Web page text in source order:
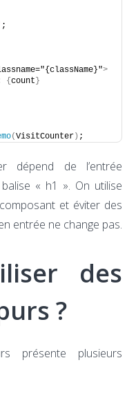
;
>
{ count }
(VisitCounter ) ;
dépend de l’entrée
« h1 ». On utilise
et éviter des
entrée ne change pas.
des
?
présente plusieurs